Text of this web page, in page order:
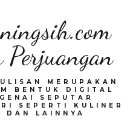
MERUPAKAN
BENTUK DIGITAL
SEPUTAR
SEPERTI KULINER
DAN LAINNYA